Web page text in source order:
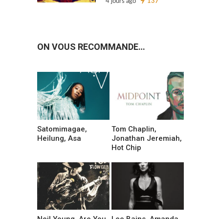
4 jours ago 137
ON VOUS RECOMMANDE…
Satomimagae,
Heilung, Asa
Tom Chaplin,
Jonathan Jeremiah,
Hot Chip